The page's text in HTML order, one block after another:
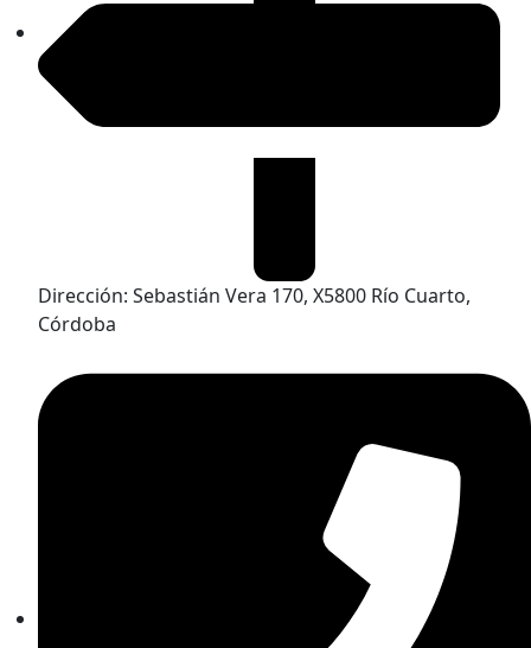
Dirección: Sebastián Vera 170, X5800 Río Cuarto,
Córdoba